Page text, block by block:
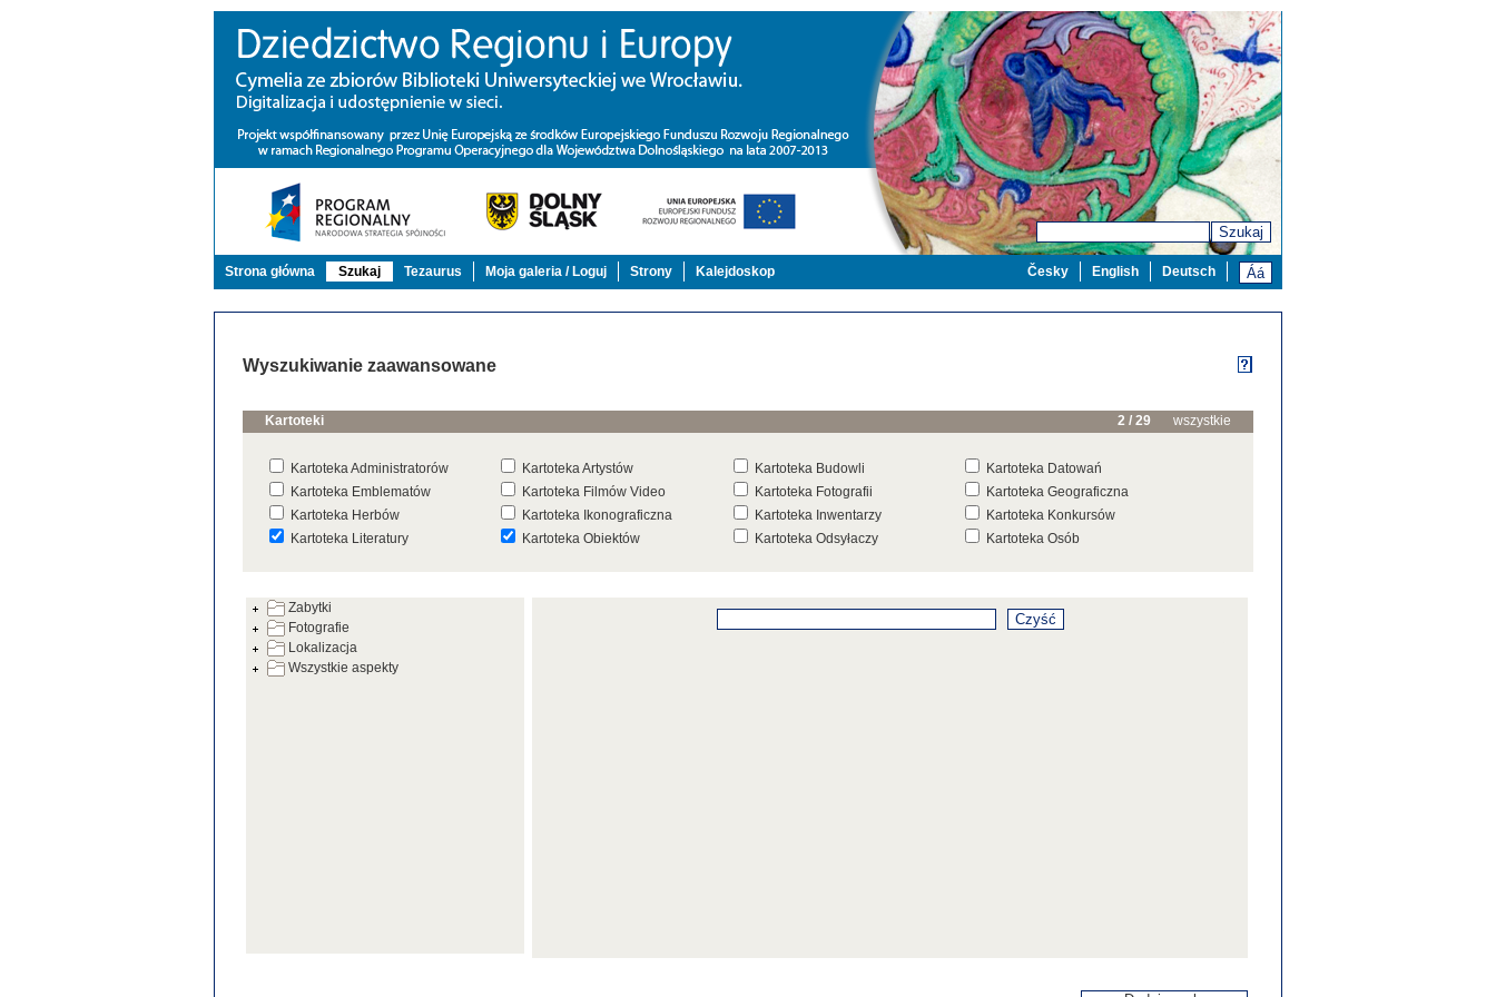
Szukaj
Strona główna Szukaj Tezaurus Moja galeria / Loguj Strony Kalejdoskop Deutsch
English
Česky
Wyszukiwanie zaawansowane
Kartoteki 2 / 29 wszystkie
Kartoteka Administratorów Kartoteka Artystów Kartoteka Budowli
Kartoteka Datowań
Kartoteka Emblematów
Kartoteka Filmów Video Kartoteka Fotografii
Kartoteka Geograficzna
Kartoteka Herbów
Kartoteka Ikonograficzna Kartoteka Inwentarzy
Kartoteka Konkursów
Kartoteka Literatury
Kartoteka Obiektów Kartoteka Odsyłaczy
Kartoteka Osób
Kartoteka Warsztatów
Kartoteka Wydarzeń Inwentarza
Kartoteka Wystaw
Kartoteka Zabytków
Kartoteka Znaków, Stempli i Punc Kartoteka Źródeł
Zabytki
Fotografie
Lokalizacja
Wszystkie aspekty